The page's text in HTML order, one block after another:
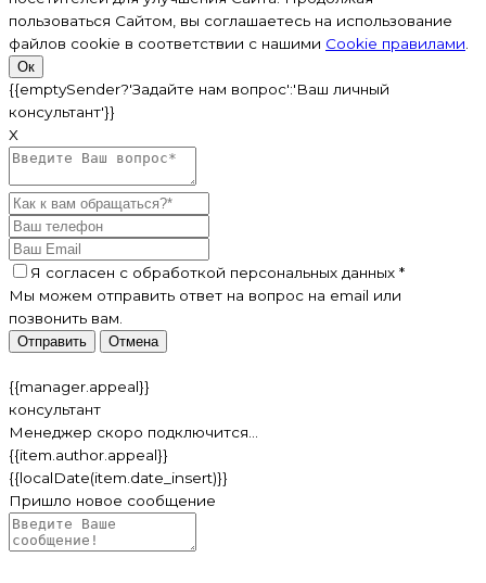
пользоваться Сайтом, вы соглашаетесь на использование
файлов cookie в соответствии с нашими Cookiе правилами
Ок
{{emptySender?'Задайте нам вопрос':'Ваш личный
консультант'}}
Х
Я согласен c обработкой персональных данных *
Мы можем отправить ответ на вопрос на email или
позвонить вам.
Отправить Отмена
{{manager.appeal}}
консультант
Менеджер скоро подключится...
{{item.author.appeal}}
{{localDate(item.date_insert)}}
Пришло новое сообщение